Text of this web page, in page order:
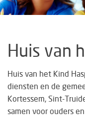
Huis van
Huis van het Kind
diensten en de
Kortessem, Sint-
samen voor ouders